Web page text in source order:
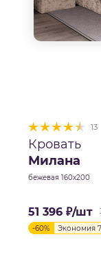
13
Кровать
Милана
бежевая 160х200
51 396 ₽/шт
-60% Экономия